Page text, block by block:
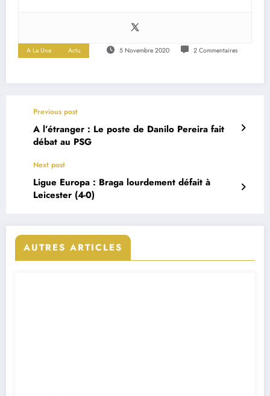
A La Une Actu 5 Novembre 2020 2 Commentaires
Previous post
A l’étranger : Le poste de Danilo Pereira fait
débat au PSG
Next post
Ligue Europa : Braga lourdement défait à
Leicester (4-0)
AUTRES ARTICLES